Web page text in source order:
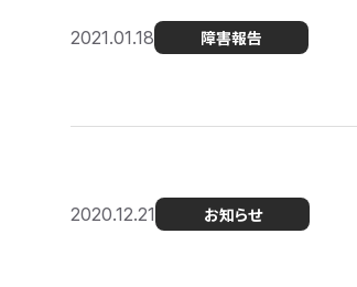
2021.01.18 障害報告
2020.12.21 お知らせ